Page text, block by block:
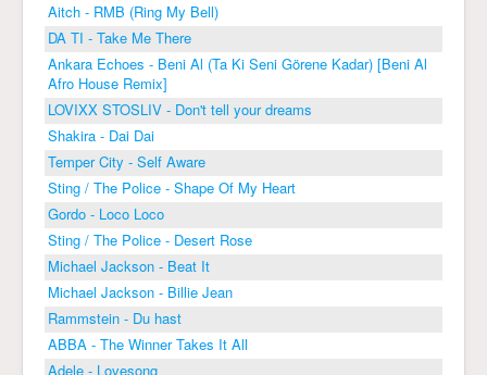
Aitch - RMB (Ring My Bell)
DA TI - Take Me There
Ankara Echoes - Beni Al (Ta Ki Seni Görene Kadar) [Beni Al
Afro House Remix]
LOVIXX STOSLIV - Don't tell your dreams
Shakira - Dai Dai
Temper City - Self Aware
Sting / The Police - Shape Of My Heart
Gordo - Loco Loco
Sting / The Police - Desert Rose
Michael Jackson - Beat It
Michael Jackson - Billie Jean
Rammstein - Du hast
ABBA - The Winner Takes It All
Adele - Lovesong